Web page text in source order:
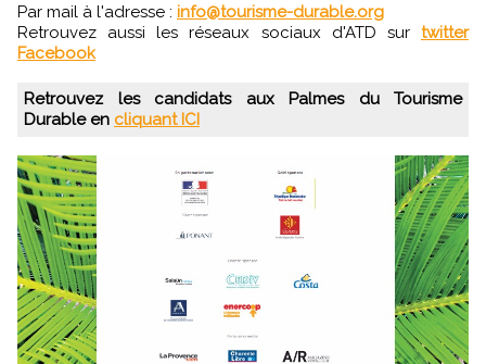
Par mail à l'adresse : info@tourisme-durable.org
Retrouvez aussi les réseaux sociaux d'ATD sur twitter
Facebook
Retrouvez les candidats aux Palmes du Tourisme
Durable en cliquant ICI